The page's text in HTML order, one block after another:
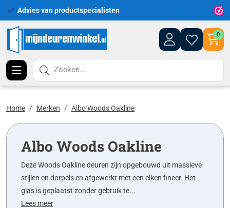
Advies van productspecialisten
0
Zoeken...
Home Merken Albo Woods Oakline
Albo Woods Oakline
Deze Woods Oakline deuren zijn opgebouwd uit massieve
stijlen en dorpels en afgewerkt met een eiken fineer. Het
glas is geplaatst zonder gebruik te...
Lees meer